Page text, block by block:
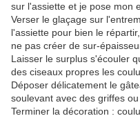
sur l'assiette et je pose mon
Verser le glaçage sur
l'assiette pour bien le
ne pas créer de sur-
Laisser le surplus s'écouler
des ciseaux propres les
Déposer délicatement le
soulevant avec des griffes ou
Terminer la décoration :